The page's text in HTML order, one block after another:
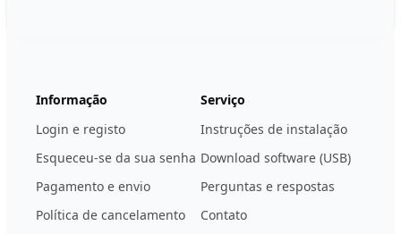
Informação
Login e registo
Esqueceu-se da sua senha
Pagamento e envio
Política de cancelamento
Serviço
Instruções de instalação
Download software (USB)
Perguntas e respostas
Contato